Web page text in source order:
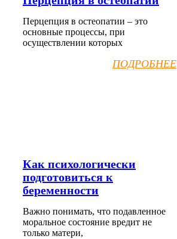
Перцепция в остеопатии – это
основные процессы, при
осуществлении которых
ПОДРОБНЕЕ
Как психологически
подготовиться к
беременности
Важно понимать, что подавленное
моральное состояние вредит не
только матери,